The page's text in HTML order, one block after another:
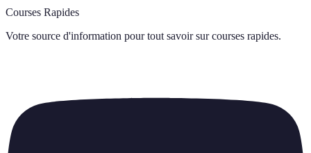
Courses Rapides
Votre source d'information pour tout savoir sur courses rapides.